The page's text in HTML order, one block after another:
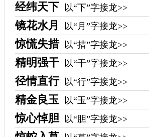
经纬天下 以“下”字接龙>>
镜花水月 以“月”字接龙>>
惊慌失措 以“措”字接龙>>
精明强干 以“干”字接龙>>
径情直行 以“行”字接龙>>
精金良玉 以“玉”字接龙>>
惊心悼胆 以“胆”字接龙>>